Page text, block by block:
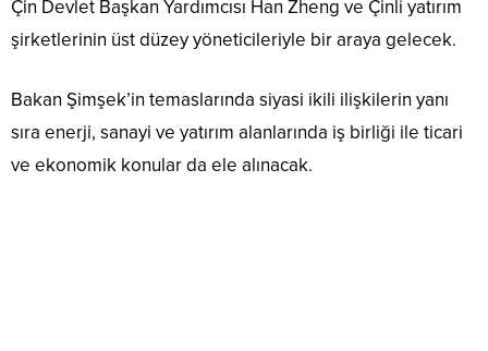
Çin Devlet Başkan Yardımcısı Han Zheng ve Çinli yatırım
şirketlerinin üst düzey yöneticileriyle bir araya gelecek.
Bakan Şimşek’in temaslarında siyasi ikili ilişkilerin yanı
sıra enerji, sanayi ve yatırım alanlarında iş birliği ile ticari
ve ekonomik konular da ele alınacak.